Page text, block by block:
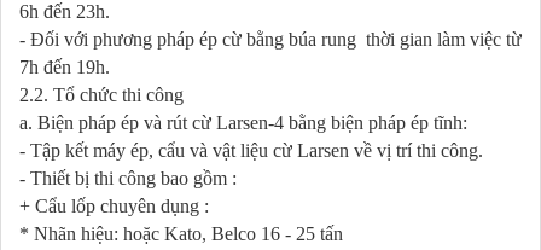
6h đến 23h.
- Đối với ph­ương pháp ép cừ bằng búa rung thời gian làm việc từ
7h đến 19h.
2.2. Tổ chức thi công
a. Biện pháp ép và rút cừ Larsen-4 bằng biện pháp ép tĩnh:
- Tập kết máy ép, cẩu và vật liệu cừ Larsen về vị trí thi công.
- Thiết bị thi công bao gồm :
+ Cẩu lốp chuyên dụng :
* Nhãn hiệu: hoặc Kato, Belco 16 - 25 tấn